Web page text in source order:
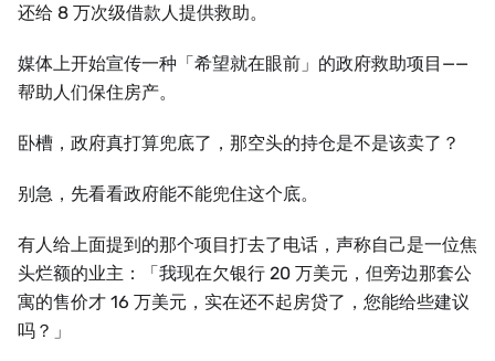
还给 8 万次级借款人提供救助。
媒体上开始宣传一种「希望就在眼前」的政府救助项目——
帮助人们保住房产。
卧槽，政府真打算兜底了，那空头的持仓是不是该卖了？
别急，先看看政府能不能兜住这个底。
有人给上面提到的那个项目打去了电话，声称自己是一位焦
头烂额的业主：「我现在欠银行 20 万美元，但旁边那套公
寓的售价才 16 万美元，实在还不起房贷了，您能给些建议
吗？」